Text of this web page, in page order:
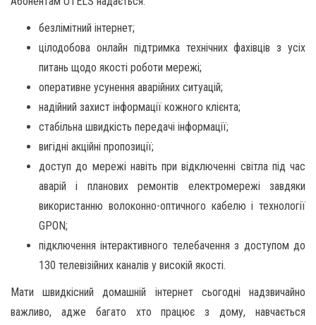
безлімітний інтернет;
цілодобова онлайн підтримка технічних фахівців з усіх
питань щодо якості роботи мережі;
оперативне усунення аварійних ситуацій;
надійний захист інформації кожного клієнта;
стабільна швидкість передачі інформації;
вигідні акційні пропозиції;
доступ до мережі навіть при відключенні світла під час
аварій і планових ремонтів електромережі завдяки
використанню волоконно-оптичного кабелю і технології
GPON;
підключення інтерактивного телебачення з доступом до
130 телевізійних каналів у високій якості.
Мати швидкісний домашній інтернет сьогодні надзвичайно
важливо, адже багато хто працює з дому, навчається